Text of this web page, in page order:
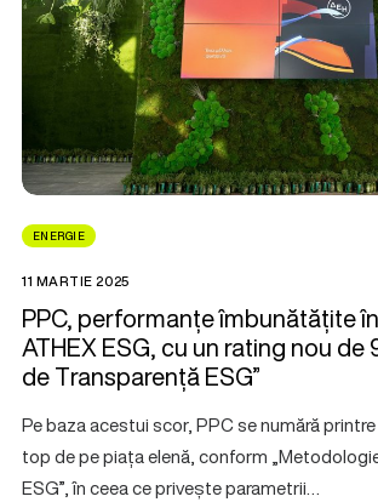
ENERGIE
11 MARTIE 2025
PPC, performanțe îmbunătățite
ATHEX ESG, cu un rating nou de
de Transparență ESG”
Pe baza acestui scor, PPC se numără
top de pe piața elenă, conform
ESG”, în ceea ce privește parametrii…